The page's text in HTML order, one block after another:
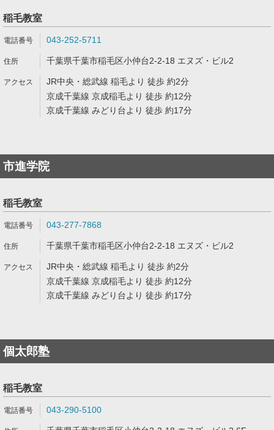
稲毛教室
043-252-5711
千葉県千葉市稲毛区小仲台2-2-18 エヌズ・ビル2
JR中央・総武線 稲毛より 徒歩 約2分
京成千葉線 京成稲毛より 徒歩 約12分
京成千葉線 みどり台より 徒歩 約17分
市進学院
稲毛教室
043-277-7868
千葉県千葉市稲毛区小仲台2-2-18 エヌズ・ビル2
JR中央・総武線 稲毛より 徒歩 約2分
京成千葉線 京成稲毛より 徒歩 約12分
京成千葉線 みどり台より 徒歩 約17分
個太郎塾
稲毛教室
043-290-5100